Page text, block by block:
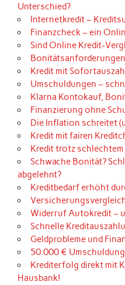
Unterschied?
Internetkredit –
Finanzcheck – ein
Sind Online Kredit-
Kredit mit
Umschuldungen –
Klarna Kontokauf,
Finanzierung ohne
Die Inflation schreitet
Kredit mit fairen
Kredit trotz
Schwache Bonität?
abgelehnt?
Kreditbedarf erhöht
Widerruf Autokredit –
Schnelle
Geldprobleme und
50.000 €
Krediterfolg direkt mit
Hausbank!